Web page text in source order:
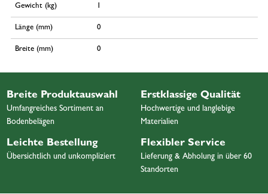
Gewicht (kg) 1
Länge (mm) 0
Breite (mm) 0
Breite Produktauswahl
Umfangreiches Sortiment an
Bodenbelägen
Erstklassige Qualität
Hochwertige und langlebige
Materialien
Leichte Bestellung
Übersichtlich und unkompliziert
Flexibler Service
Lieferung & Abholung in über 60
Standorten